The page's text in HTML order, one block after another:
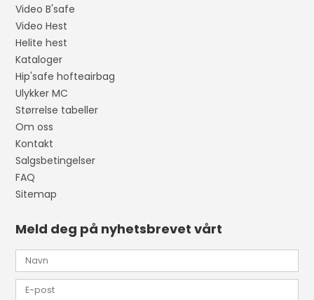
Video B'safe
Video Hest
Helite hest
Kataloger
Hip'safe hofteairbag
Ulykker MC
Størrelse tabeller
Om oss
Kontakt
Salgsbetingelser
FAQ
Sitemap
Meld deg på nyhetsbrevet vårt